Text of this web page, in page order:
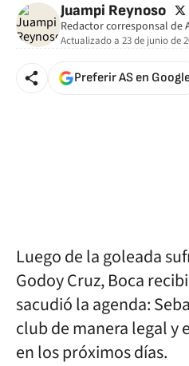
Juampi Reynoso
Redactor corresponsal de
Actualizado a 23 de junio de
Preferir AS en
Luego de la goleada
Godoy Cruz, Boca
sacudió la agenda:
club de manera legal y
en los próximos días.